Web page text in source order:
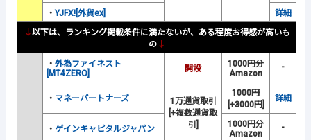
・ YJFX![外貨ex]
詳細
↓以下は、ランキング掲載条件に満たないが、ある程度お得感が高いも
の↓
・ 外為ファイネスト
[MT4ZERO]
開設
1000円分
Amazon
-
・ マネーパートナーズ
1万通貨取引
[+複数通貨取
引]
1000円
[+3000円]
詳細
・ ゲインキャピタルジャパン
1000円分
Amazon
-